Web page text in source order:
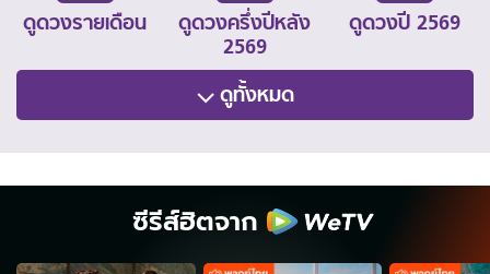
ดูดวงรายเดือน
ดูดวงครึ่งปีหลัง
2569
ดูดวงปี 2569
ดูทั้งหมด
ซีรีส์ฮิตจาก